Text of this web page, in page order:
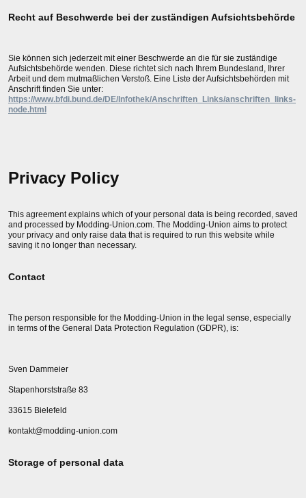
Recht auf Beschwerde bei der zuständigen Aufsichtsbehörde
Sie können sich jederzeit mit einer Beschwerde an die für sie zuständige
Aufsichtsbehörde wenden. Diese richtet sich nach Ihrem Bundesland, Ihrer
Arbeit und dem mutmaßlichen Verstoß. Eine Liste der Aufsichtsbehörden mit
Anschrift finden Sie unter:
https://www.bfdi.bund.de/DE/Infothek/Anschriften_Links/anschriften_links-
node.html
Privacy Policy
This agreement explains which of your personal data is being recorded, saved
and processed by Modding-Union.com. The Modding-Union aims to protect
your privacy and only raise data that is required to run this website while
saving it no longer than necessary.
Contact
The person responsible for the Modding-Union in the legal sense, especially
in terms of the General Data Protection Regulation (GDPR), is:
Sven Dammeier
Stapenhorststraße 83
33615 Bielefeld
kontakt@modding-union.com
Storage of personal data